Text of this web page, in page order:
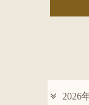
2026